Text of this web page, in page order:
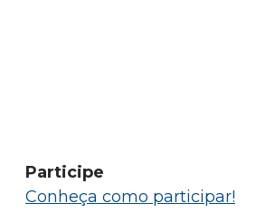
Participe
Conheça como participar!